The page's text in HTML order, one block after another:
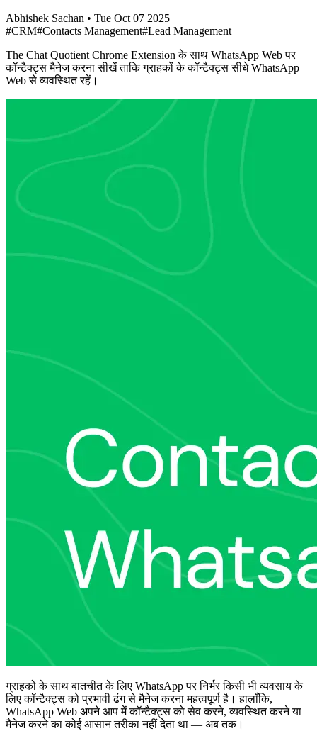
Abhishek Sachan • Tue Oct 07 2025
#CRM#Contacts Management#Lead Management
The Chat Quotient Chrome Extension के साथ WhatsApp Web पर
कॉन्टैक्ट्स मैनेज करना सीखें ताकि ग्राहकों के कॉन्टैक्ट्स सीधे WhatsApp
Web से व्यवस्थित रहें।
ग्राहकों के साथ बातचीत के लिए WhatsApp पर निर्भर किसी भी व्यवसाय के
लिए कॉन्टैक्ट्स को प्रभावी ढंग से मैनेज करना महत्वपूर्ण है। हालाँकि,
WhatsApp Web अपने आप में कॉन्टैक्ट्स को सेव करने, व्यवस्थित करने या
मैनेज करने का कोई आसान तरीका नहीं देता था — अब तक।